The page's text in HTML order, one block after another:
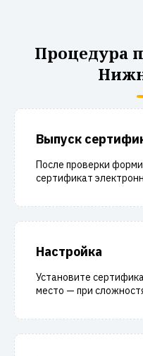
Процедура
Выпуск
После проверки
сертификат
Настройка
Установите
место — при